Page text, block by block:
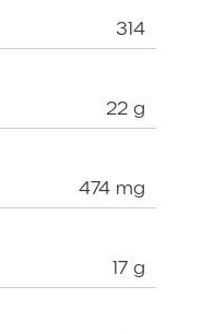
314
22 g
474 mg
17 g